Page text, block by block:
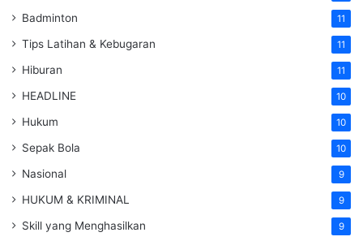
Badminton 11
Tips Latihan & Kebugaran 11
Hiburan 11
HEADLINE 10
Hukum 10
Sepak Bola 10
Nasional 9
HUKUM & KRIMINAL 9
Skill yang Menghasilkan 9